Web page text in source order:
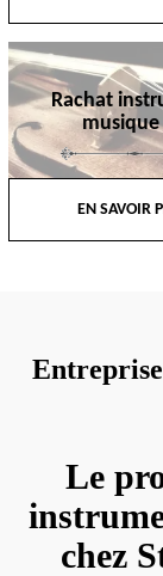
Rachat
musique
EN SAVOIR
Le
chez